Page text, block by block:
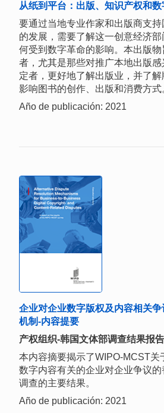
从纸到平台：出版、知识产权和数
要通过当地专业作家和出版商支
的发展，需要了解这一创意经济
何受到数字革命的影响。本出版
者，尤其是那些对推广本地出版感
定者，更好地了解出版业，并了
影响图书的创作、出版和消费方式
Año de publicación: 2021
企业对企业数字版权及内容相关
机制-内容提要
产权组织-韩国文体部调查结果报告
本内容摘要揭示了WIPO-MCST关
数字内容有关的企业对企业争议的
调查的主要结果。
Año de publicación: 2021